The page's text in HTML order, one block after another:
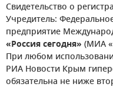
Свидетельство о
Учредитель:
предприятие
«Россия сегодня» (МИА
При любом
РИА Новости Крым
обязательна не ниже